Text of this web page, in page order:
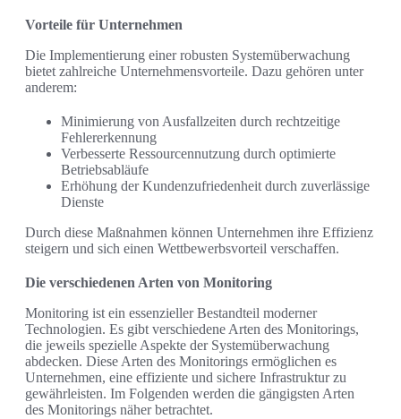
Vorteile für Unternehmen
Die Implementierung einer robusten Systemüberwachung
bietet zahlreiche Unternehmensvorteile. Dazu gehören unter
anderem:
Minimierung von Ausfallzeiten durch rechtzeitige
Fehlererkennung
Verbesserte Ressourcennutzung durch optimierte
Betriebsabläufe
Erhöhung der Kundenzufriedenheit durch zuverlässige
Dienste
Durch diese Maßnahmen können Unternehmen ihre Effizienz
steigern und sich einen Wettbewerbsvorteil verschaffen.
Die verschiedenen Arten von Monitoring
Monitoring ist ein essenzieller Bestandteil moderner
Technologien. Es gibt verschiedene Arten des Monitorings,
die jeweils spezielle Aspekte der Systemüberwachung
abdecken. Diese Arten des Monitorings ermöglichen es
Unternehmen, eine effiziente und sichere Infrastruktur zu
gewährleisten. Im Folgenden werden die gängigsten Arten
des Monitorings näher betrachtet.